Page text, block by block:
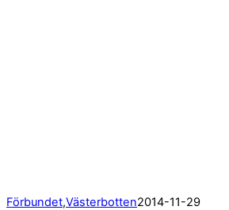
Förbundet,Västerbotten2014-11-29